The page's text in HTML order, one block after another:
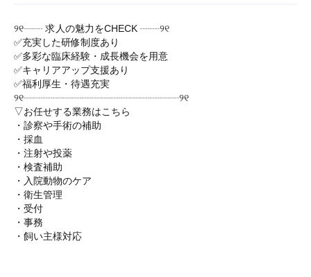
୨୧┈┈ 求人の魅力をCHECK ┈┈୨୧
✅充実した研修制度あり
✅多彩な臨床経験・成長機会を用意
✅キャリアアップ支援あり
✅福利厚生・待遇充実
୨୧┈┈┈┈┈┈┈┈┈┈┈┈┈┈┈┈୨୧
▽お任せする業務はこちら
・診察や手術の補助
・採血
・注射や投薬
・検査補助
・入院動物のケア
・衛生管理
・受付
・事務
・飼い主様対応